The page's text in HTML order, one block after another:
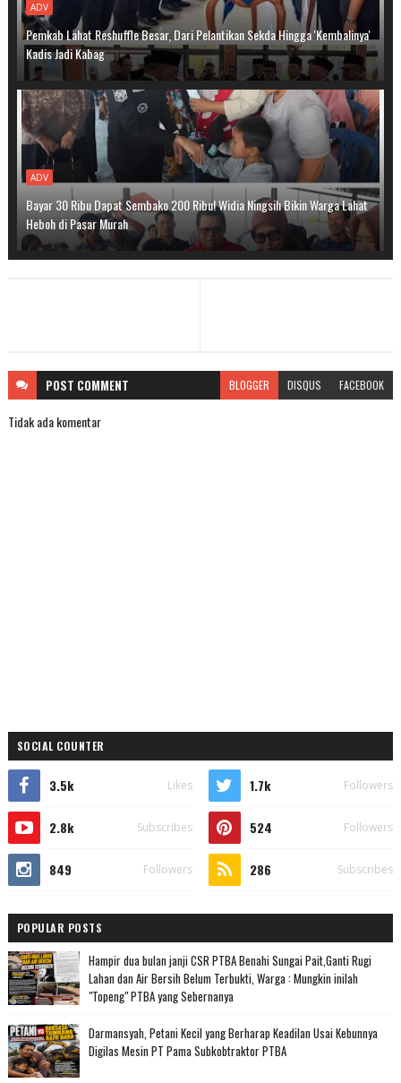
ADV
Pemkab Lahat Reshuffle Besar, Dari Pelantikan Sekda Hingga 'Kembalinya'
Kadis Jadi Kabag
ADV
Bayar 30 Ribu Dapat Sembako 200 Ribu! Widia Ningsih Bikin Warga Lahat
Heboh di Pasar Murah
POST COMMENT BLOGGER DISQUS FACEBOOK
Tidak ada komentar
SOCIAL COUNTER
3.5k Likes 1.7k Followers
2.8k Subscribes 524 Followers
849 Followers 286 Subscribes
POPULAR POSTS
Hampir dua bulan janji CSR PTBA Benahi Sungai Pait,Ganti Rugi
Lahan dan Air Bersih Belum Terbukti, Warga : Mungkin inilah
"Topeng" PTBA yang Sebernanya
Darmansyah, Petani Kecil yang Berharap Keadilan Usai Kebunnya
Digilas Mesin PT Pama Subkobtraktor PTBA